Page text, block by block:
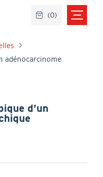
adénocarcinome
d’un
(0)